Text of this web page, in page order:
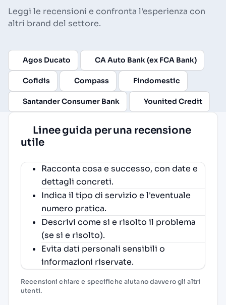
Leggi le recensioni e confronta l'esperienza con
altri brand del settore.
Agos Ducato CA Auto Bank (ex FCA Bank)
Cofidis Compass Findomestic
Santander Consumer Bank Younited Credit
Linee guida per una recensione
utile
Racconta cosa e successo, con date e
dettagli concreti.
Indica il tipo di servizio e l'eventuale
numero pratica.
Descrivi come si e risolto il problema
(se si e risolto).
Evita dati personali sensibili o
informazioni riservate.
Recensioni chiare e specifiche aiutano davvero gli altri
utenti.